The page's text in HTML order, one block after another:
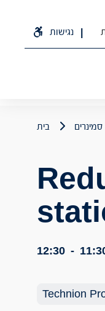
נגישות
בית סמינרים
-
12:30
Technion